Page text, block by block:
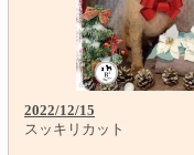
2022/12/15
スッキリカット